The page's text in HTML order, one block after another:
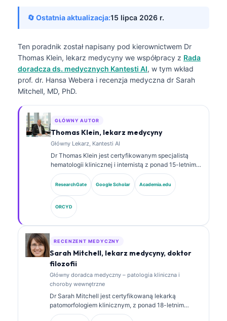
🔄 Ostatnia aktualizacja:15 lipca 2026 r.
Ten poradnik został napisany pod kierownictwem Dr
Thomas Klein, lekarz medycyny we współpracy z Rada
doradcza ds. medycznych Kantesti AI, w tym wkład
prof. dr. Hansa Webera i recenzja medyczna dr Sarah
Mitchell, MD, PhD.
GŁÓWNY AUTOR
Thomas Klein, lekarz medycyny
Główny Lekarz, Kantesti AI
Dr Thomas Klein jest certyfikowanym specjalistą
hematologii klinicznej i internistą z ponad 15-letnim
doświadczeniem w medycynie laboratoryjnej oraz
analizie klinicznej wspomaganej przez AI. Jako Chief
Medical Officer w Kantesti AI sprawuje nadzór
kliniczny nad medyczną dokładnością zastrzeżonej
sieci neuronowej. Dr Klein opublikował obszernie
prace dotyczące interpretacji biomarkerów i
diagnostyki laboratoryjnej w obszarze medycyny
ResearchGate Google Scholar Academia.edu
ORCYD
RECENZENT MEDYCZNY
Sarah Mitchell, lekarz medycyny, doktor
filozofii
Główny doradca medyczny – patologia kliniczna i
choroby wewnętrzne
Dr Sarah Mitchell jest certyfikowaną lekarką
patomorfologiem klinicznym, z ponad 18-letnim
doświadczeniem w medycynie laboratoryjnej i